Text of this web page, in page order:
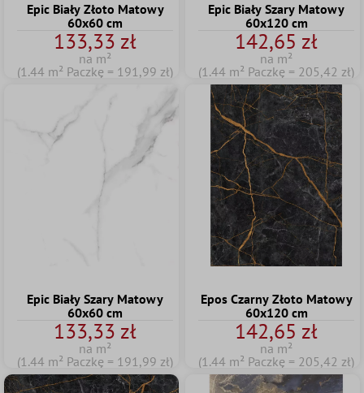
Epic Biały Złoto Matowy
60x60 cm
133,33 zł
na m²
(1.44 m² Paczkę = 191,99 zł)
Epic Biały Szary Matowy
60x120 cm
142,65 zł
na m²
(1.44 m² Paczkę = 205,42 zł)
Epic Biały Szary Matowy
60x60 cm
133,33 zł
na m²
(1.44 m² Paczkę = 191,99 zł)
Epos Czarny Złoto Matowy
60x120 cm
142,65 zł
na m²
(1.44 m² Paczkę = 205,42 zł)